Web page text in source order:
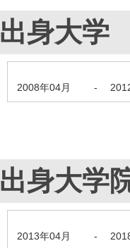
出身大学
2008年04月 -
出身大学
2013年04月 -